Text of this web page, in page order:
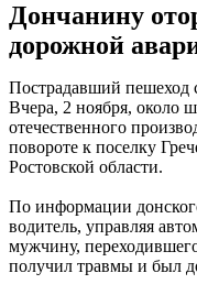
Дончанину
дорожной
Пострадавший пешеход
Вчера, 2 ноября, около
отечественного
повороте к поселку
Ростовской области.
По информации
водитель, управляя
мужчину,
получил травмы и был